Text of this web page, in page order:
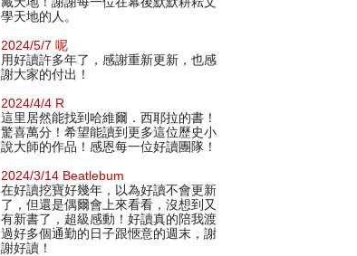
學天地的人。
2024/5/7 呢
用好讀許多年了，感謝重新更新，也感
謝大家的付出！
2024/4/4 R
這里居然能找到哈維爾．西耶拉的書！
驚喜萬分！希望能讀到更多這位歷史小
說大師的作品！感恩每一位好讀團隊！
2024/3/14 Beatlebum
在好讀挖寶好幾年，以為好讀不會更新
了，但還是偶爾會上來看看，沒想到又
有新書了，超級感動！好讀真的陪我渡
過好多個通勤的日子跟愜意的週末，謝
謝好讀！